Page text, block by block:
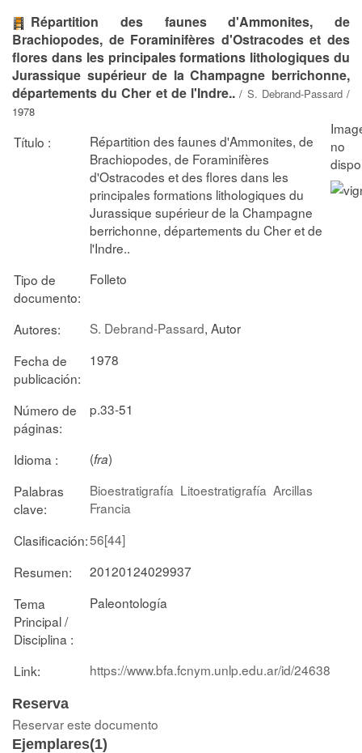
Répartition des faunes d'Ammonites, de
Brachiopodes, de Foraminifères d'Ostracodes et des
flores dans les principales formations lithologiques du
Jurassique supérieur de la Champagne berrichonne,
départements du Cher et de l'Indre.. / S. Debrand-Passard/
1978
Título :
Répartition des faunes d'Ammonites, de
Brachiopodes, de Foraminifères
d'Ostracodes et des flores dans les
principales formations lithologiques du
Jurassique supérieur de la Champagne
berrichonne, départements du Cher et de
l'Indre..
Tipo de
documento:
Folleto
Autores: S. Debrand-Passard, Autor
Fecha de
publicación:
1978
Número de
páginas:
p.33-51
Idioma : (fra)
Palabras
clave:
Bioestratigrafía Litoestratigrafía Arcillas
Francia
Clasificación:56[44]
Resumen:
20120124029937
Tema
Principal /
Disciplina :
Paleontología
Link: https://www.bfa.fcnym.unlp.edu.ar/id/24638
Reserva
Reservar este documento
Ejemplares(1)